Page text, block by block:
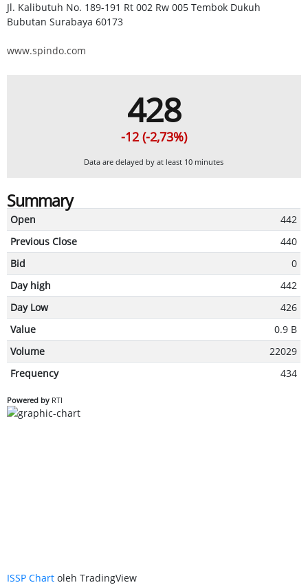
Jl. Kalibutuh No. 189-191 Rt 002 Rw 005 Tembok Dukuh
Bubutan Surabaya 60173
www.spindo.com
428
-12 (-2,73%)
Data are delayed by at least 10 minutes
Summary
Open
442
Previous Close
440
Bid
0
Day high
442
Day Low
426
Value
0.9 B
Volume
22029
Frequency
434
Powered by RTI
ISSP Chart oleh TradingView